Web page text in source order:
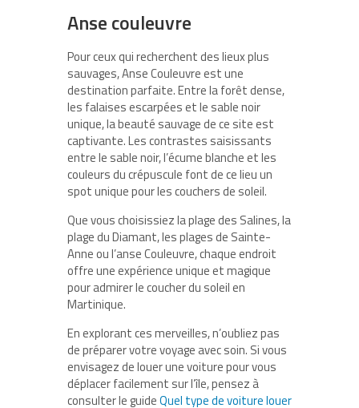
Anse couleuvre
Pour ceux qui recherchent des lieux plus
sauvages,Anse Couleuvreest une
destination parfaite. Entre la forêt dense,
les falaises escarpées et le sable noir
unique, la beauté sauvage de ce site est
captivante.Les contrastes saisissants
entre le sable noir, l’écume blanche et les
couleurs du crépuscule font de ce lieu un
spot unique pour les couchers de soleil.
Que vous choisissiez la plage des Salines, la
plage du Diamant, les plages de Sainte-
Anne ou l’anse Couleuvre, chaque endroit
offre une expérienceunique et magique
pour admirer le coucher du soleil en
Martinique.
En explorant ces merveilles, n’oubliez pas
de préparer votre voyage avec soin. Si vous
envisagez de louer une voiture pour vous
déplacer facilement sur l’île, pensez à
consulter le guideQuel type de voiture louer